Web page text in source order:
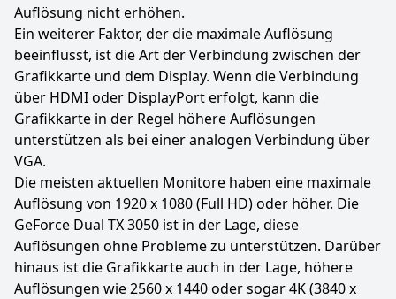
Auflösung nicht erhöhen.
Ein weiterer Faktor, der die maximale Auflösung
beeinflusst, ist die Art der Verbindung zwischen der
Grafikkarte und dem Display. Wenn die Verbindung
über HDMI oder DisplayPort erfolgt, kann die
Grafikkarte in der Regel höhere Auflösungen
unterstützen als bei einer analogen Verbindung über
VGA.
Die meisten aktuellen Monitore haben eine maximale
Auflösung von 1920 x 1080 (Full HD) oder höher. Die
GeForce Dual TX 3050 ist in der Lage, diese
Auflösungen ohne Probleme zu unterstützen. Darüber
hinaus ist die Grafikkarte auch in der Lage, höhere
Auflösungen wie 2560 x 1440 oder sogar 4K (3840 x